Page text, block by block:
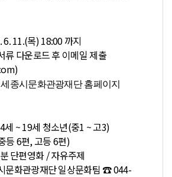
11.(목) 18:00 까지
다운로드 후 이메일 제출
)
종시문화관광재단 홈페이지
세 ~ 19세 청소년(중1 ~ 고3)
등 6편, 고등 6편)
단편영화 / 자유주제
문화관광재단 일상문화팀 ☎ 044-